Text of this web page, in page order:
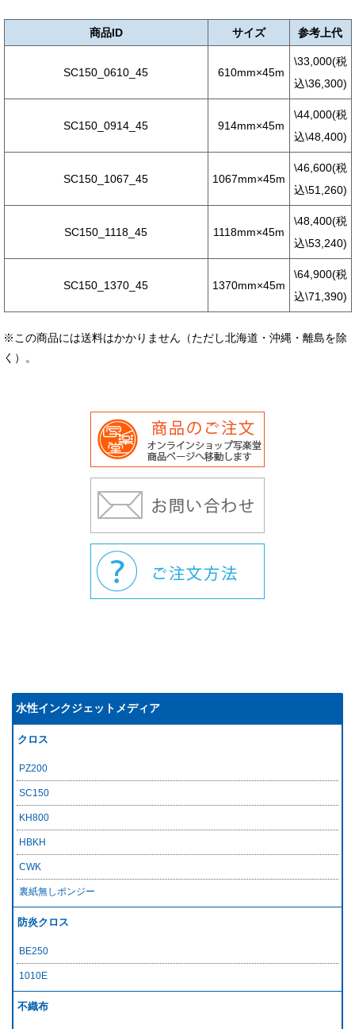
商品ID サイズ 参考上代
SC150_0610_45 610mm×45m
\33,000(税
込\36,300)
SC150_0914_45 914mm×45m
\44,000(税
込\48,400)
SC150_1067_45 1067mm×45m
\46,600(税
込\51,260)
SC150_1118_45 1118mm×45m
\48,400(税
込\53,240)
SC150_1370_45 1370mm×45m
\64,900(税
込\71,390)
※この商品には送料はかかりません（ただし北海道・沖縄・離島を除
く）。
水性インクジェットメディア
クロス
PZ200
SC150
KH800
HBKH
CWK
裏紙無しポンジー
防炎クロス
BE250
1010E
不織布